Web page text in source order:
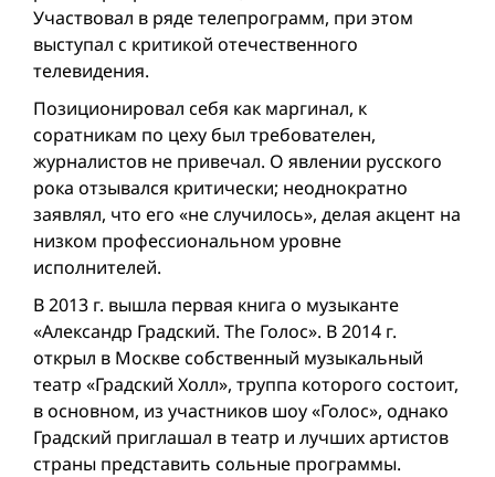
Участвовал в ряде телепрограмм, при этом
выступал с критикой отечественного
телевидения.
Позиционировал себя как маргинал, к
соратникам по цеху был требователен,
журналистов не привечал. О явлении русского
рока отзывался критически; неоднократно
заявлял, что его «не случилось», делая акцент на
низком профессиональном уровне
исполнителей.
В 2013 г. вышла первая книга о музыканте
«Александр Градский. The Голос». В 2014 г.
открыл в Москве собственный музыкальный
театр «Градский Холл», труппа которого состоит,
в основном, из участников шоу «Голос», однако
Градский приглашал в театр и лучших артистов
страны представить сольные программы.